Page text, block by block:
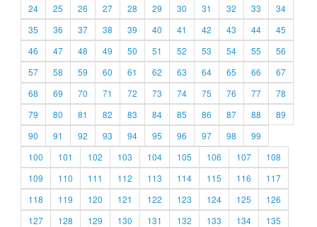
24
25 26 27 28 29 30 31 32 33
34
35
36 37 38 39 40 41 42 43 44
45
46
47 48 49 50 51 52 53 54 55
56
57
58 59 60 61 62 63 64 65 66
67
68
69 70 71 72 73 74 75 76 77
78
79
80 81 82 83 84 85 86 87 88
89
90
91 92 93 94 95 96 97 98
99
100
101 102 103 104 105 106 107
108
109
110 111 112 113 114 115 116
117
118
119 120 121 122 123 124 125
126
127
128 129 130 131 132 133 134
135